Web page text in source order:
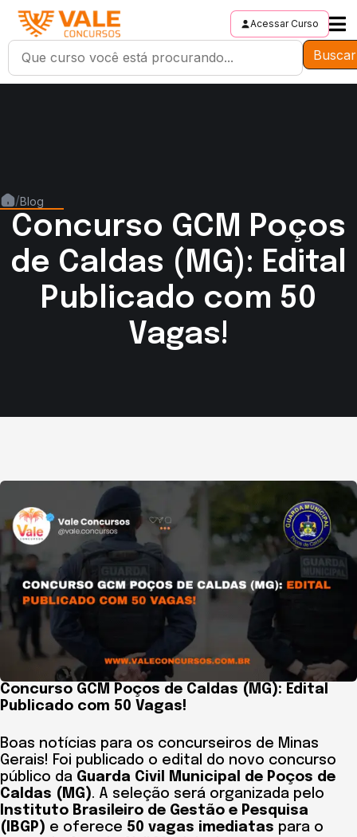
Acessar Curso
Buscar
/Blog
Concurso GCM Poços
de Caldas (MG): Edital
Publicado com 50
Vagas!
Concurso GCM Poços de Caldas (MG): Edital
Publicado com 50 Vagas!
Boas notícias para os concurseiros de Minas
Gerais! Foi publicado o edital do novo concurso
público da Guarda Civil Municipal de Poços de
Caldas (MG). A seleção será organizada pelo
Instituto Brasileiro de Gestão e Pesquisa
(IBGP) e oferece 50 vagas imediatas para o